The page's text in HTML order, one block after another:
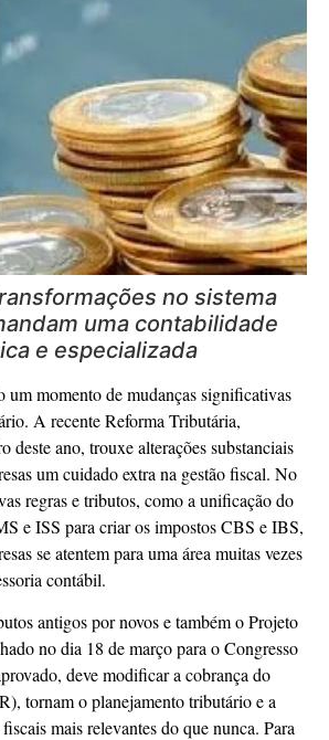
no sistema
uma contabilidade
e especializada
um momento de mudanças significativas
A recente Reforma Tributária,
deste ano, trouxe alterações substanciais
um cuidado extra na gestão fiscal. No
regras e tributos, como a unificação do
e ISS para criar os impostos CBS e IBS,
se atentem para uma área muitas vezes
contábil.
antigos por novos e também o Projeto
no dia 18 de março para o Congresso
deve modificar a cobrança do
tornam o planejamento tributário e a
mais relevantes do que nunca. Para